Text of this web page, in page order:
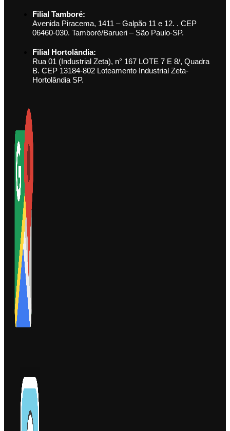
Filial Tamboré:
Avenida Piracema, 1411 – Galpão 11 e 12. . CEP
06460-030. Tamboré/Barueri – São Paulo-SP.
Filial Hortolândia:
Rua 01 (Industrial Zeta), n° 167 LOTE 7 E 8/, Quadra
B. CEP 13184-802 Loteamento Industrial Zeta-
Hortolândia SP.